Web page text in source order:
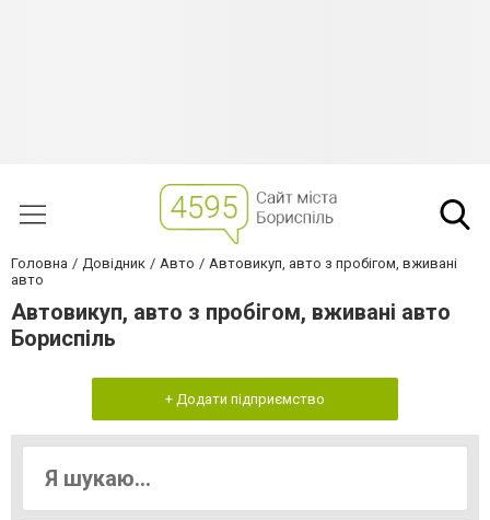
Головна Довідник Авто
Автовикуп, авто з пробігом, вживані
авто
Автовикуп, авто з пробігом, вживані авто
Бориспіль
+ Додати підприємство